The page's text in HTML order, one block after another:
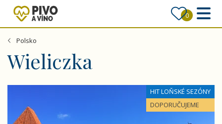
0
Polsko
Wieliczka
HIT LOŇSKÉ SEZÓNY
DOPORUČUJEME